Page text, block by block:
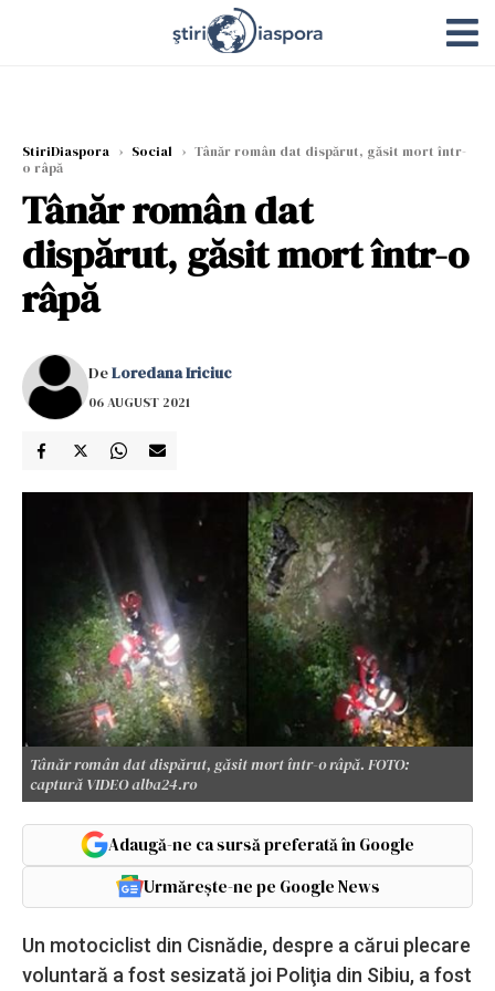
StiriDiaspora › Social › Tânăr român dat dispărut, găsit mort într-
o râpă
Tânăr român dat
dispărut, găsit mort într-o
râpă
DeLoredana Iriciuc
06 AUGUST 2021
Tânăr român dat dispărut, găsit mort într-o râpă. FOTO:
captură VIDEO alba24.ro
Adaugă-ne ca sursă preferată în Google
Urmărește-ne pe Google News
Un motociclist din Cisnădie, despre a cărui plecare
voluntară a fost sesizată joi Poliţia din Sibiu, a fost